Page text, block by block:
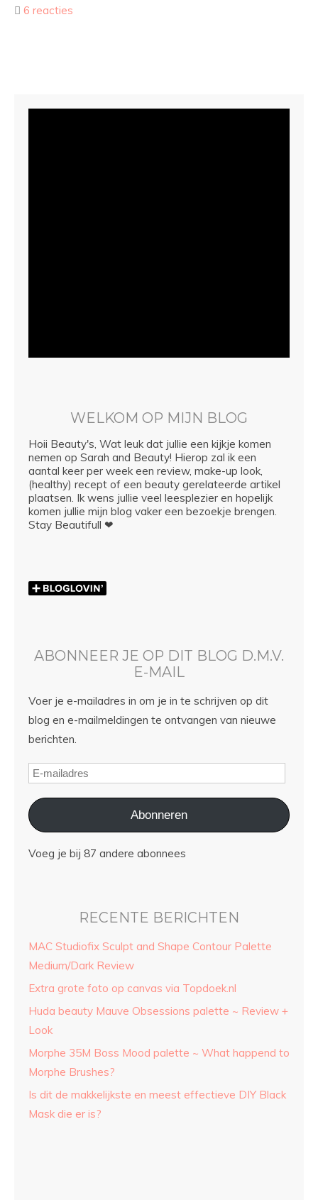
6 reacties
WELKOM OP MIJN BLOG
Hoii Beauty's, Wat leuk dat jullie een kijkje komen
nemen op Sarah and Beauty! Hierop zal ik een
aantal keer per week een review, make-up look,
(healthy) recept of een beauty gerelateerde artikel
plaatsen. Ik wens jullie veel leesplezier en hopelijk
komen jullie mijn blog vaker een bezoekje brengen.
Stay Beautifull ❤
ABONNEER JE OP DIT BLOG D.M.V.
E-MAIL
Voer je e-mailadres in om je in te schrijven op dit
blog en e-mailmeldingen te ontvangen van nieuwe
berichten.
Abonneren
Voeg je bij 87 andere abonnees
RECENTE BERICHTEN
MAC Studiofix Sculpt and Shape Contour Palette
Medium/Dark Review
Extra grote foto op canvas via Topdoek.nl
Huda beauty Mauve Obsessions palette ~ Review +
Look
Morphe 35M Boss Mood palette ~ What happend to
Morphe Brushes?
Is dit de makkelijkste en meest effectieve DIY Black
Mask die er is?